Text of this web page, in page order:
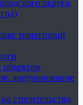
округа
территорий
объектам
аннулирование
строительство,